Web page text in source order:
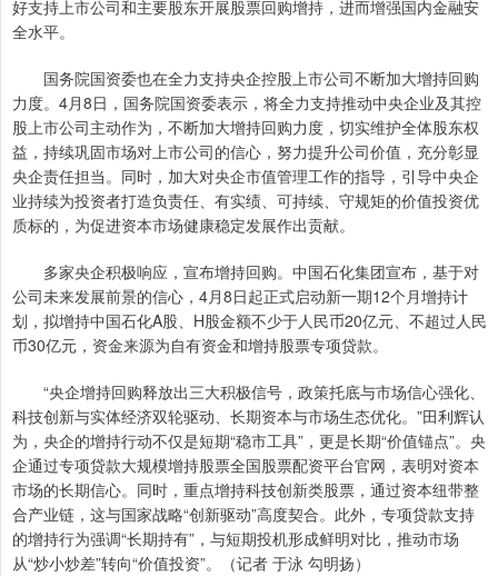
好支持上市公司和主要股东开展股票回购增持，进而增强国内金融安
全水平。
国务院国资委也在全力支持央企控股上市公司不断加大增持回购
力度。4月8日，国务院国资委表示，将全力支持推动中央企业及其控
股上市公司主动作为，不断加大增持回购力度，切实维护全体股东权
益，持续巩固市场对上市公司的信心，努力提升公司价值，充分彰显
央企责任担当。同时，加大对央企市值管理工作的指导，引导中央企
业持续为投资者打造负责任、有实绩、可持续、守规矩的价值投资优
质标的，为促进资本市场健康稳定发展作出贡献。
多家央企积极响应，宣布增持回购。中国石化集团宣布，基于对
公司未来发展前景的信心，4月8日起正式启动新一期12个月增持计
划，拟增持中国石化A股、H股金额不少于人民币20亿元、不超过人民
币30亿元，资金来源为自有资金和增持股票专项贷款。
“央企增持回购释放出三大积极信号，政策托底与市场信心强化、
科技创新与实体经济双轮驱动、长期资本与市场生态优化。”田利辉认
为，央企的增持行动不仅是短期“稳市工具”，更是长期“价值锚点”。央
企通过专项贷款大规模增持股票全国股票配资平台官网，表明对资本
市场的长期信心。同时，重点增持科技创新类股票，通过资本纽带整
合产业链，这与国家战略“创新驱动”高度契合。此外，专项贷款支持
的增持行为强调“长期持有”，与短期投机形成鲜明对比，推动市场
从“炒小炒差”转向“价值投资”。（记者 于泳 勾明扬）